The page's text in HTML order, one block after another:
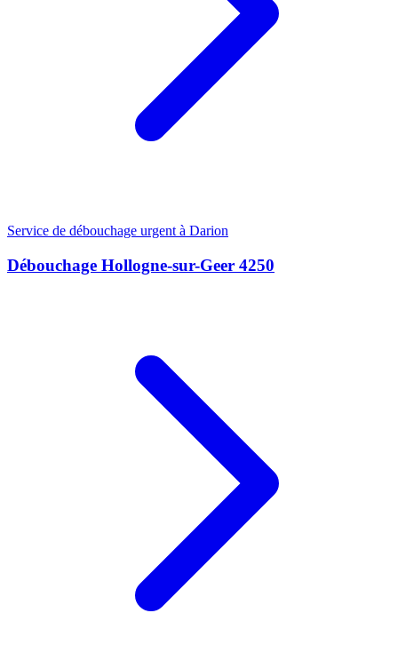
Service de débouchage urgent à Darion
Débouchage Hollogne-sur-Geer 4250